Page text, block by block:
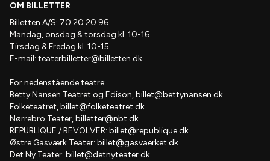
OM BILLETTER
Billetten A/S: 70 20 20 96.
Mandag, onsdag & torsdag kl. 10-16.
Tirsdag & Fredag kl. 10-15.
E-mail: teaterbilletter@billetten.dk
For nedenstående teatre:
Betty Nansen Teatret og Edison,billet@bettynansen.dk
Folketeatret,billet@folketeatret.dk
Nørrebro Teater,billetter@nbt.dk
REPUBLIQUE / REVOLVER: billet@republique.dk
Østre Gasværk Teater: billet@gasvaerket.dk
Det Ny Teater: billet@detnyteater.dk